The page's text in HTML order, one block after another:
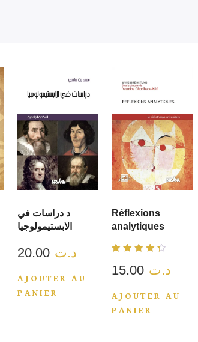
د دراسات في
الابستيمولوجيا
د.ت 20.00
AJOUTER AU
PANIER
Réflexions
analytiques
3.00
sur 5 د.ت
AJOUTER AU
PANIER